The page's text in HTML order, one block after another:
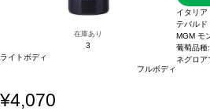
在庫あり
3
ライトボディ
フルボディ
イタリ
テバルド
MGM モ
葡萄品種:
ネグロア
¥4,070